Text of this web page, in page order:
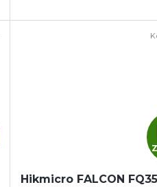
Hikmicro FALCON